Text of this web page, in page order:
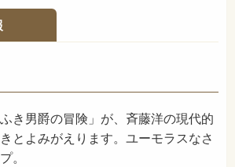
ージ
4-03-516510-1
年6月
き男爵の冒険」が、斉藤洋の現代的
とよみがえります。ユーモラスなさ
。